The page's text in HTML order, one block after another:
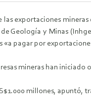
las exportaciones
Geología y Minas
«a pagar por
mineras han
millones, apuntó,